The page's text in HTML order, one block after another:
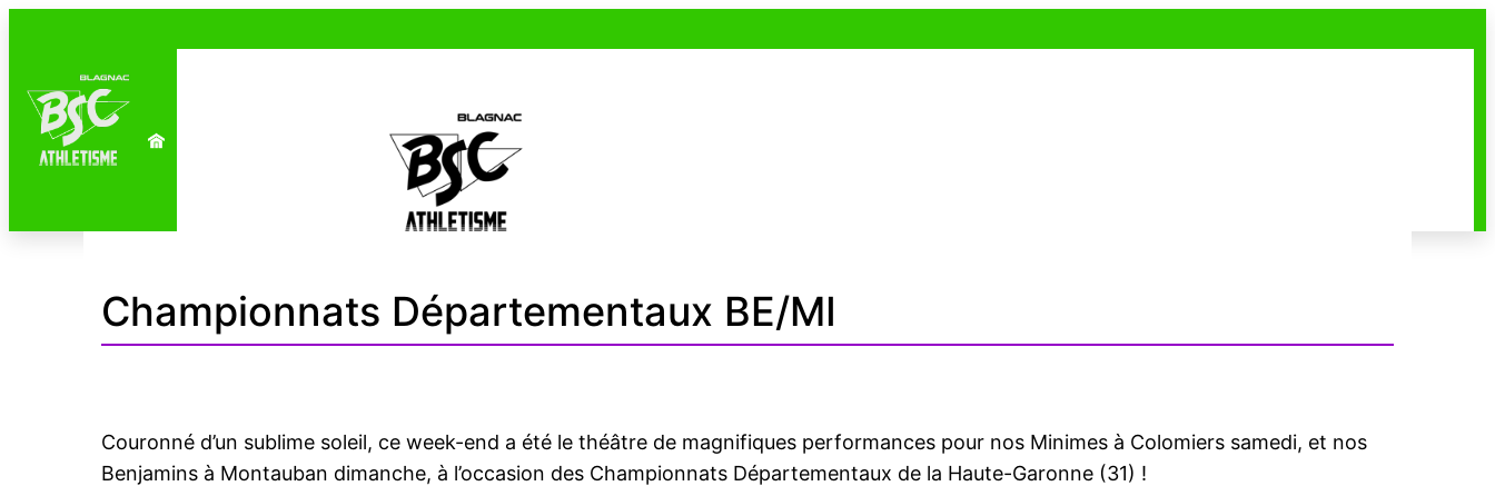
Championnats Départementaux BE/MI
Couronné d’un sublime soleil, ce week-end a été le théâtre de magnifiques performances pour nos Minimes à Colomiers samedi, et nos
Benjamins à Montauban dimanche, à l’occasion des Championnats Départementaux de la Haute-Garonne (31) !